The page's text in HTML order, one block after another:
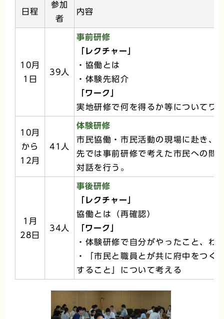
日程
参加
者
内容
10月
1日
39人
事前研修
「レクチャー」
・協働とは
・体験先紹介
「ワーク」
実地研修で何を得るか等についてワ
10月
から
12月
41人
体験研修
市民協働・市民活動の現場に赴き、
先では事前研修で考えた市民への問
対話を行う。
1月
28日
34人
事後研修
「レクチャー」
協働とは（再確認）
「ワーク」
・体験研修で自分がやったこと、わ
・「市民と職員とが共に府中をつく
すること」について考える